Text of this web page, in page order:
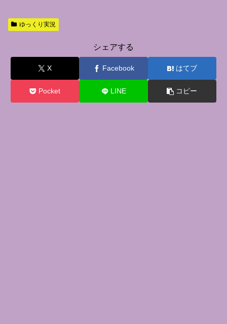
ゆっくり実況
シェアする
X Facebook はてブ
Pocket LINE コピー